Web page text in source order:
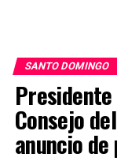
SANTO DOMINGO
Presidente
Consejo
anuncio